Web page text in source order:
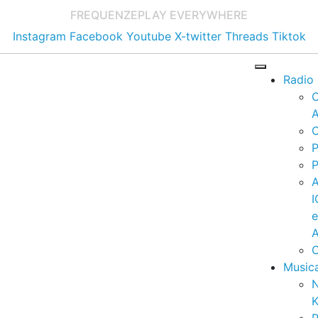
FREQUENZEPLAY EVERYWHERE
Instagram Facebook Youtube X-twitter Threads Tiktok
Radio
e